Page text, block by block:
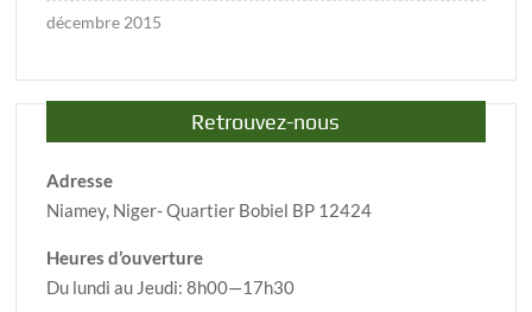
décembre 2015
Retrouvez-nous
Adresse
Niamey, Niger- Quartier Bobiel BP 12424
Heures d’ouverture
Du lundi au Jeudi: 8h00—17h30